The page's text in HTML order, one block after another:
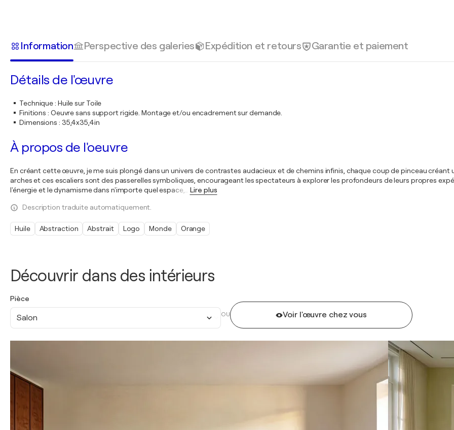
Découvrir dans des intérieurs
Pièce
Salon OU Voir l'œuvre chez vous
Information Perspective des galeries Expédition et retours Garantie et paiement
Détails de l'œuvre
Technique: Huile sur Toile
Finitions : Oeuvre sans support rigide. Montage et/ou encadrement sur demande.
Dimensions : 35,4x35,4in
À propos de l'oeuvre
En créant cette œuvre, je me suis plongé dans un univers de contrastes audacieux et de chemins infinis, chaque coup de pinceau
arches et ces escaliers sont des passerelles symboliques, encourageant les spectateurs à explorer les profondeurs de leurs propres
l'énergie et le dynamisme dans n'importe quel espace,
Lire plus
Description traduite automatiquement.
Huile Abstraction Abstrait Logo Monde Orange